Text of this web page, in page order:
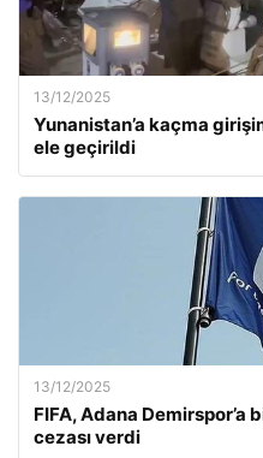
13/12/2025
Yunanistan’a kaçma
ele geçirildi
13/12/2025
FIFA, Adana Demirspor’a
cezası verdi